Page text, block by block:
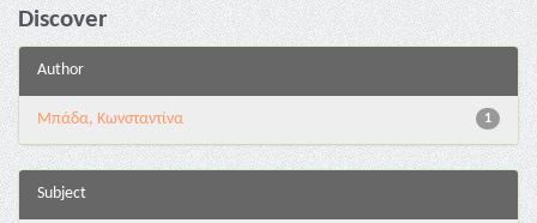
Discover
Author
1
Μπάδα, Κωνσταντίνα
Subject